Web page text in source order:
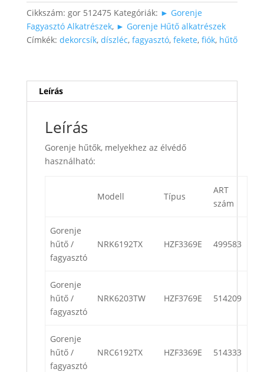
SpaceBox
mennyiség
Cikkszám: gor 512475 Kategóriák: ► Gorenje
Fagyasztó Alkatrészek, ► Gorenje Hűtő alkatrészek
Címkék: dekorcsík, díszléc, fagyasztó, fekete, fiók, hűtő
Leírás
Leírás
Gorenje hűtők, melyekhez az élvédő
használható:
Modell Típus
ART
szám
Gorenje
hűtő /
fagyasztó
NRK6192TX HZF3369E 499583
Gorenje
hűtő /
fagyasztó
NRK6203TW HZF3769E 514209
Gorenje
hűtő /
fagyasztó
NRC6192TX HZF3369E 514333